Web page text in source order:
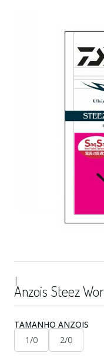
|
Anzois Steez
TAMANHO ANZOIS
1/0
2/0